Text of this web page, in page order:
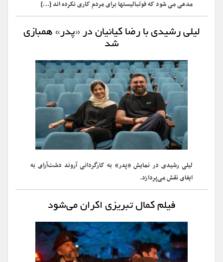
مدعی می شود که فوتبالیستها برای مردم کاری نکرده اند […]
لیلی رشیدی با رضا کیانیان در «پدر» همبازی
شد
لیلی رشیدی در نمایش «پدر» به کارگردانی آروند دشت‌آرای به
ایفای نقش می‌پردازد.
فیلم کمال تبریزی اکران می‌شود